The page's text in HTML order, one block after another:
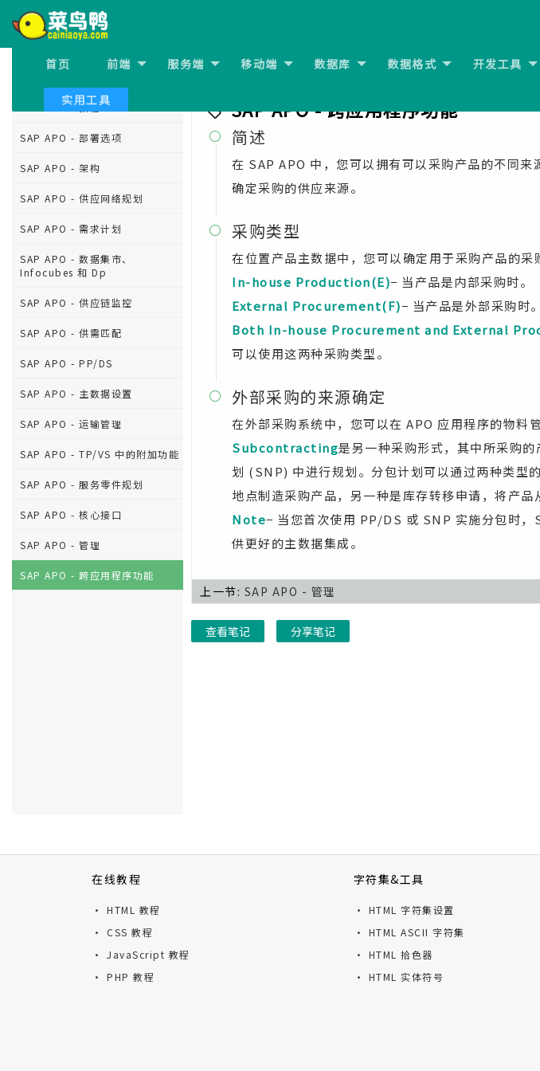
首页 前端 服务端 移动端 数据库 数据格式 开发工具
实用工具
SAP APO - 教程
SAP APO - 部署选项
SAP APO - 架构
SAP APO - 供应网络规划
SAP APO - 需求计划
SAP APO - 数据集市、
Infocubes 和 Dp
SAP APO - 供应链监控
SAP APO - 供需匹配
SAP APO - PP/DS
SAP APO - 主数据设置
SAP APO - 运输管理
SAP APO - TP/VS 中的附加功能
SAP APO - 服务零件规划
SAP APO - 核心接口
SAP APO - 管理
SAP APO - 跨应用程序功能
SAP APO - 跨应用程序功能
 简述
在 SAP APO 中，您可以拥有可以采购产品的不同
确定采购的供应来源。
 采购类型
在位置产品主数据中，您可以确定用于采购产品的
In-house Production(E)− 当产品是内部采购时。
External Procurement(F)− 当产品是外部采购时。
Both In-house Procurement and External
可以使用这两种采购类型。
 外部采购的来源确定
在外部采购系统中，您可以在 APO 应用程序的物料
Subcontracting是另一种采购形式，其中所采购
划 (SNP) 中进行规划。分包计划可以通过两种类型
地点制造采购产品，另一种是库存转移申请，将产品
Note− 当您首次使用 PP/DS 或 SNP 实施分包时
供更好的主数据集成。
上一节: SAP APO - 管理
查看笔记 分享笔记
在线教程
· HTML 教程
· CSS 教程
· JavaScript 教程
· PHP 教程
字符集&工具
· HTML 字符集设置
· HTML ASCII 字符集
· HTML 拾色器
· HTML 实体符号